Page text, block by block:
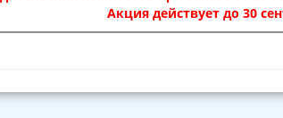
Акция действует до 30